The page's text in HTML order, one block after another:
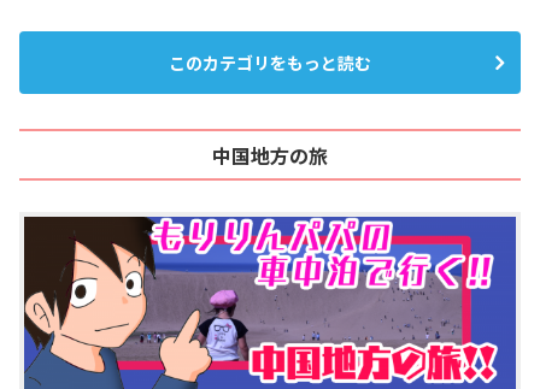
このカテゴリをもっと読む
中国地方の旅